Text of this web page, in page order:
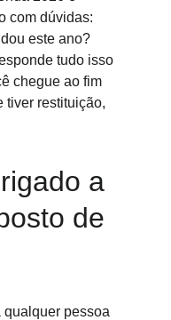
com dúvidas:
este ano?
tudo isso
chegue ao fim
tiver restituição,
a
de
pessoa